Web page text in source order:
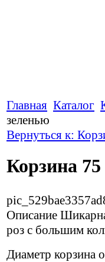
Главная Каталог
зеленью
Вернуться к:
Корзина
Описание
роз с большим
Диаметр корзина